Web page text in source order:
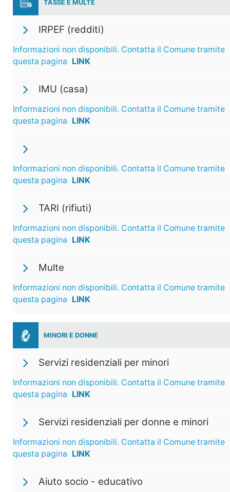
TASSE E MULTE
IRPEF (redditi)
Informazioni non disponibili. Contatta il Comune tramite
questa pagina LINK
IMU (casa)
Informazioni non disponibili. Contatta il Comune tramite
questa pagina LINK
Informazioni non disponibili. Contatta il Comune tramite
questa pagina LINK
TARI (rifiuti)
Informazioni non disponibili. Contatta il Comune tramite
questa pagina LINK
Multe
Informazioni non disponibili. Contatta il Comune tramite
questa pagina LINK
MINORI E DONNE
Servizi residenziali per minori
Informazioni non disponibili. Contatta il Comune tramite
questa pagina LINK
Servizi residenziali per donne e minori
Informazioni non disponibili. Contatta il Comune tramite
questa pagina LINK
Aiuto socio - educativo